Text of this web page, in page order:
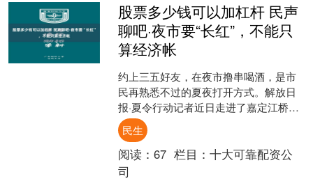
股票多少钱可以加杠杆 民声
聊吧·夜市要“长红”，不能只
算经济帐
约上三五好友，在夜市撸串喝酒，是市
民再熟悉不过的夏夜打开方式。解放日
报·夏令行动记者近日走进了嘉定江桥嘉
怡路地铁站旁的两处夜市。烟火气升腾
的同时，周边居民却直摇....
民生
阅读： 67 栏目： 十大可靠配资公
司